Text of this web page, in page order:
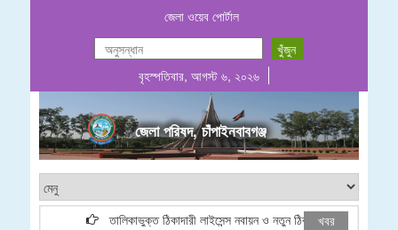
জেলা ওয়েব পোর্টাল
বৃহস্পতিবার, আগস্ট ৬, ২০২৬
জেলা পরিষদ, চাঁপাইনবাবগঞ্জ
তালিকাভুক্ত ঠিকাদারী লাইসেন্স নবায়ন ও নতুন ঠিকাদারী তালিকা ভুক্তি
খবর